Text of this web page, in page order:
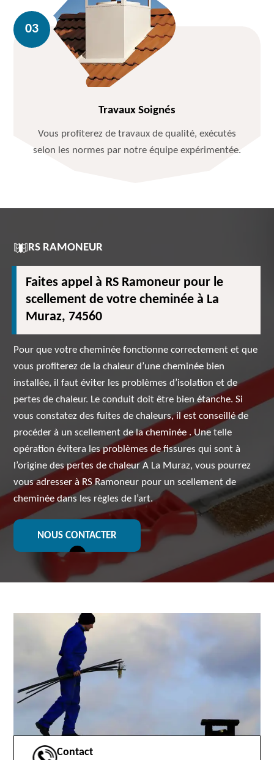
Travaux Soignés
Vous profiterez de travaux de qualité, exécutés
selon les normes par notre équipe expérimentée.
RS RAMONEUR
Faites appel à RS Ramoneur pour le
scellement de votre cheminée à La
Muraz, 74560
Pour que votre cheminée fonctionne correctement et que
vous profiterez de la chaleur d’une cheminée bien
installée, il faut éviter les problèmes d’isolation et de
pertes de chaleur. Le conduit doit être bien étanche. Si
vous constatez des fuites de chaleurs, il est conseillé de
procéder à un scellement de la cheminée . Une telle
opération évitera les problèmes de fissures qui sont à
l’origine des pertes de chaleur A La Muraz, vous pourrez
vous adresser à RS Ramoneur pour un scellement de
cheminée dans les règles de l’art.
NOUS CONTACTER
Contact